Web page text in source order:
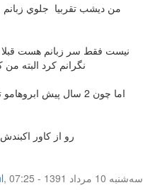
من ديشب تقربيا جلوي
نيست فقط سر زبانم هست قبلا
اما چون 2 سال پيش
رو از كاور
,
سه‌شنبه 10 مرداد 1391 - 07:25